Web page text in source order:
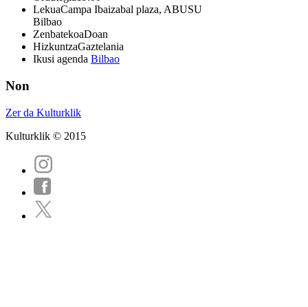
LekuaCampa Ibaizabal plaza, ABUSU
Bilbao
ZenbatekoaDoan
HizkuntzaGaztelania
Ikusi agenda Bilbao
Non
Zer da Kulturklik
Kulturklik © 2015